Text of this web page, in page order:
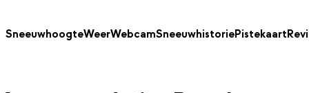
SneeuwhoogteWeerWebcamSneeuwhistoriePistekaart